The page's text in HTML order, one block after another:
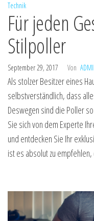
Technik
Für jeden
Stilpoller
September 29, 2017 Von
Als stolzer Besitzer eines
selbstverständlich, dass
Deswegen sind die Poller
Sie sich von dem Experte
und entdecken Sie Ihr
ist es absolut zu